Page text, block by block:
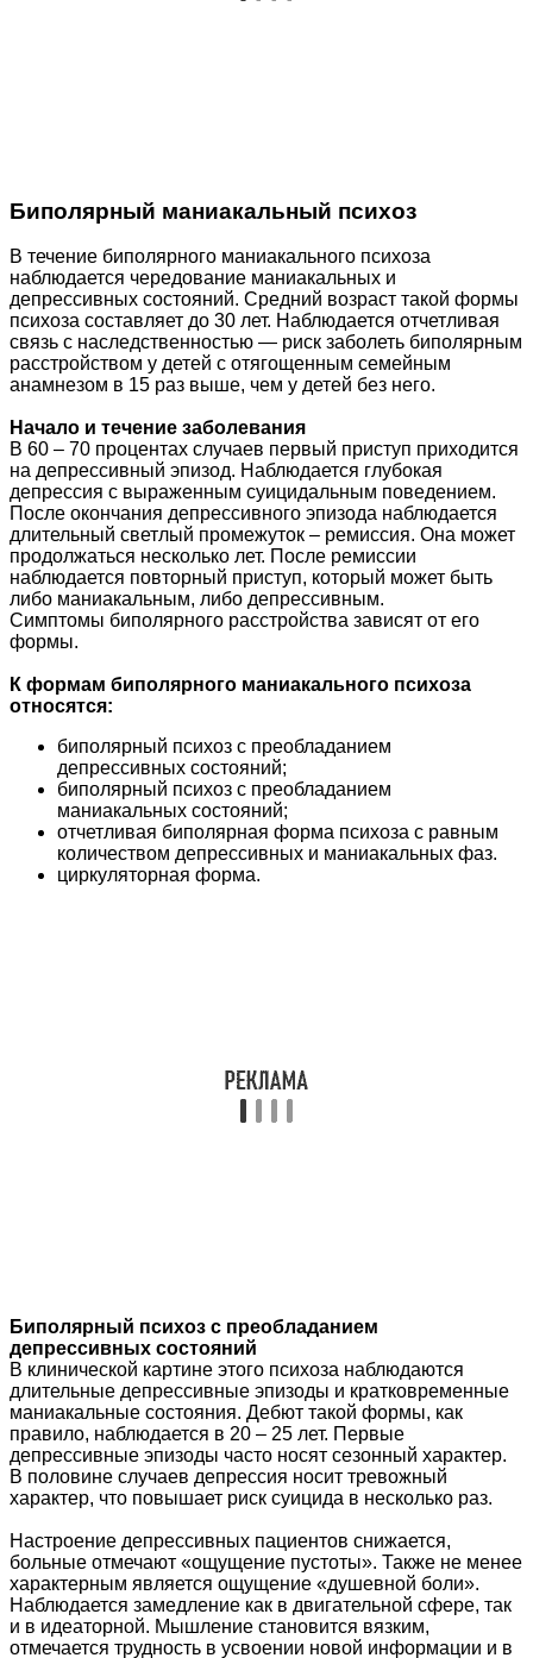
Биполярный маниакальный психоз
В течение биполярного маниакального психоза
наблюдается чередование маниакальных и
депрессивных состояний. Средний возраст такой формы
психоза составляет до 30 лет. Наблюдается отчетливая
связь с наследственностью — риск заболеть биполярным
расстройством у детей с отягощенным семейным
анамнезом в 15 раз выше, чем у детей без него.
Начало и течение заболевания
В 60 – 70 процентах случаев первый приступ приходится
на депрессивный эпизод. Наблюдается глубокая
депрессия с выраженным суицидальным поведением.
После окончания депрессивного эпизода наблюдается
длительный светлый промежуток – ремиссия. Она может
продолжаться несколько лет. После ремиссии
наблюдается повторный приступ, который может быть
либо маниакальным, либо депрессивным.
Симптомы биполярного расстройства зависят от его
формы.
К формам биполярного маниакального психоза
относятся:
биполярный психоз с преобладанием
депрессивных состояний;
биполярный психоз с преобладанием
маниакальных состояний;
отчетливая биполярная форма психоза с равным
количеством депрессивных и маниакальных фаз.
циркуляторная форма.
Биполярный психоз с преобладанием
депрессивных состояний
В клинической картине этого психоза наблюдаются
длительные депрессивные эпизоды и кратковременные
маниакальные состояния. Дебют такой формы, как
правило, наблюдается в 20 – 25 лет. Первые
депрессивные эпизоды часто носят сезонный характер.
В половине случаев депрессия носит тревожный
характер, что повышает риск суицида в несколько раз.
Настроение депрессивных пациентов снижается,
больные отмечают «ощущение пустоты». Также не менее
характерным является ощущение «душевной боли».
Наблюдается замедление как в двигательной сфере, так
и в идеаторной. Мышление становится вязким,
отмечается трудность в усвоении новой информации и в